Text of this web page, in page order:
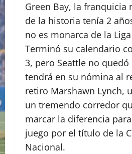
Green Bay, la franquicia
de la historia tenía 2
no es monarca de la
Terminó su calendario
3, pero Seattle no
tendrá en su nómina al
retiro Marshawn Lynch,
un tremendo corredor
marcar la diferencia
juego por el título de la
Nacional.